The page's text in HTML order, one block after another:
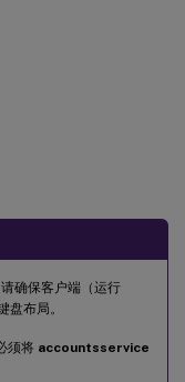
确保客户端（运行
布局。
须将 accountsservice